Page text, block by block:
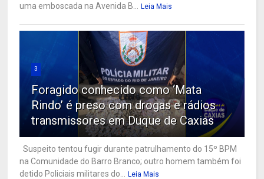
uma emboscada na Avenida B...
Leia Mais
3
Foragido conhecido como ‘Mata
Rindo’ é preso com drogas e rádios
transmissores em Duque de Caxias
Suspeito tentou fugir durante patrulhamento do 15º BPM
na Comunidade do Barro Branco; outro homem também foi
detido Policiais militares do...
Leia Mais